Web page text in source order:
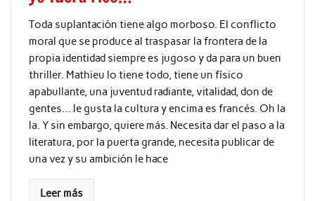
Toda suplantación tiene algo morboso. El conflicto
moral que se produce al traspasar la frontera de la
propia identidad siempre es jugoso y da para un buen
thriller. Mathieu lo tiene todo, tiene un físico
apabullante, una juventud radiante, vitalidad, don de
gentes… le gusta la cultura y encima es francés. Oh la
la. Y sin embargo, quiere más. Necesita dar el paso a la
literatura, por la puerta grande, necesita publicar de
una vez y su ambición le hace
Leer más